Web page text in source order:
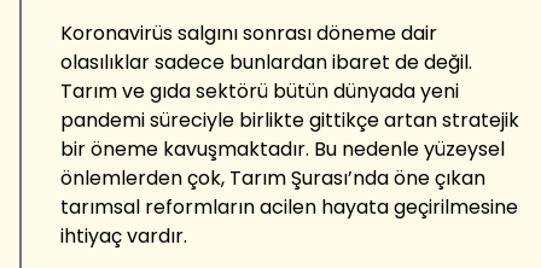
Koronavirüs salgını sonrası döneme dair
olasılıklar sadece bunlardan ibaret de değil.
Tarım ve gıda sektörü bütün dünyada yeni
pandemi süreciyle birlikte gittikçe artan stratejik
bir öneme kavuşmaktadır. Bu nedenle yüzeysel
önlemlerden çok, Tarım Şurası’nda öne çıkan
tarımsal reformların acilen hayata geçirilmesine
ihtiyaç vardır.